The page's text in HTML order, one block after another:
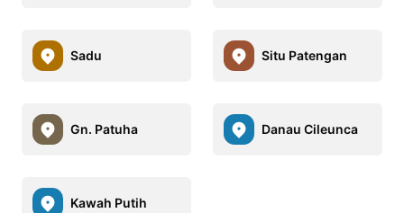
Sadu Situ Patengan
Gn. Patuha Danau Cileunca
Kawah Putih